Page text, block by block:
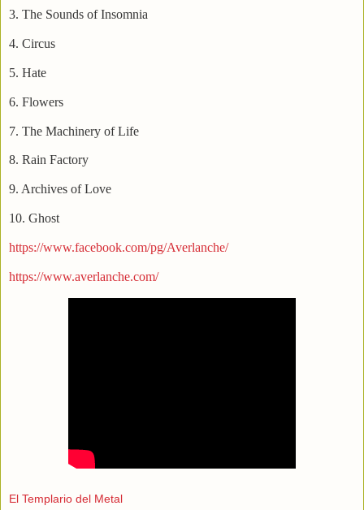
3. The Sounds of Insomnia
4. Circus
5. Hate
6. Flowers
7. The Machinery of Life
8. Rain Factory
9. Archives of Love
10. Ghost
https://www.facebook.com/pg/Averlanche/
https://www.averlanche.com/
El Templario del Metal